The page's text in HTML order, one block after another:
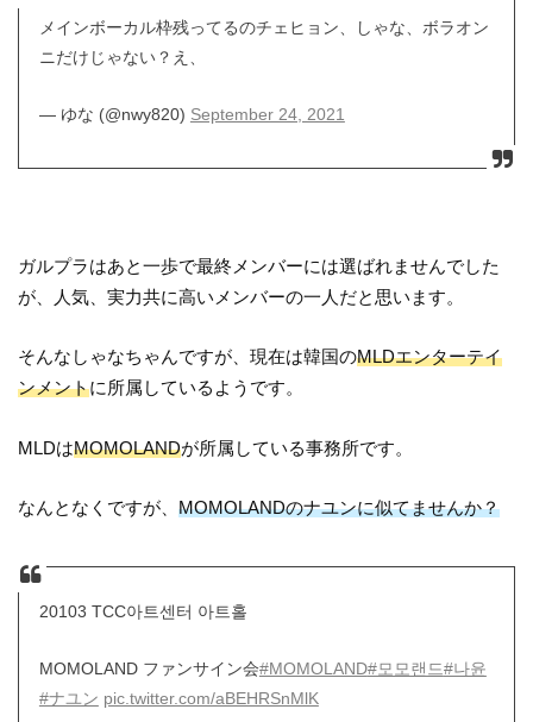
メインボーカル枠残ってるのチェヒョン、しゃな、ボラオン
ニだけじゃない？え、
— ゆな (@nwy820) September 24, 2021
ガルプラはあと一歩で最終メンバーには選ばれませんでした
が、人気、実力共に高いメンバーの一人だと思います。
そんなしゃなちゃんですが、現在は韓国のMLDエンターテイ
ンメントに所属しているようです。
MLDはMOMOLANDが所属している事務所です。
なんとなくですが、MOMOLANDのナユンに似てませんか？
20103 TCC아트센터 아트홀
MOMOLAND ファンサイン会#MOMOLAND#모모랜드#나윤
#ナユン pic.twitter.com/aBEHRSnMlK